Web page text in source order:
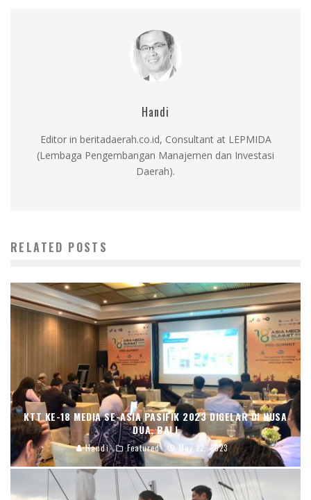
Handi
Editor in beritadaerah.co.id, Consultant at LEPMIDA
(Lembaga Pengembangan Manajemen dan Investasi
Daerah).
RELATED POSTS
KTT KE-18 MEDIA SE-ASIA PASIFIK 2023 DIGELAR DI NUSA
DUA, BALI
Handi Featured May 22, 2023